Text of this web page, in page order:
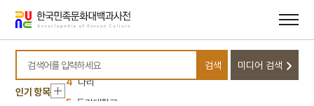
바로가기
바로가기
검색어를 입력하세요
검색 미디어 검색
인기 항목
2
효감천
3 매사냥
4 다리